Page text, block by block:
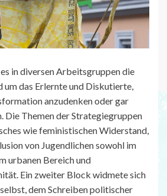
in diversen Arbeitsgruppen die
um das Erlernte und Diskutierte,
anzudenken oder gar
Die Themen der Strategiegruppen
wie feministischen Widerstand,
von Jugendlichen sowohl im
urbanen Bereich und
Ein zweiter Block widmete sich
dem Schreiben politischer